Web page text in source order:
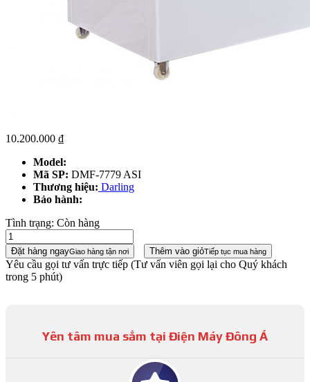
10.200.000 ₫
Model:
Mã SP: DMF-7779 ASI
Thương hiệu: Darling
Bảo hành:
Tình trạng: Còn hàng
Đặt hàng ngayGiao hàng tận nơi Thêm vào giỏTiếp tục mua hàng
Yêu cầu gọi tư vấn trực tiếp (Tư vấn viên gọi lại cho Quý khách
trong 5 phút)
Yên tâm mua sắm tại Điện Máy Đông Á